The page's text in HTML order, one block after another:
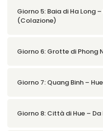
Giorno 5: Baia di Ha Long
(Colazione)
Giorno 6: Grotte di Phong
Giorno 7: Quang Binh –
Giorno 8: Città di Hue –